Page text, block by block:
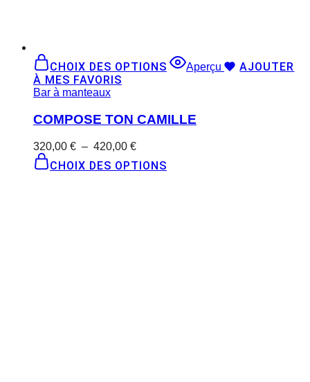
CHOIX DES OPTIONS Aperçu
AJOUTER
À MES FAVORIS
Bar à manteaux
COMPOSE TON CAMILLE
320,00 € – 420,00 €
CHOIX DES OPTIONS